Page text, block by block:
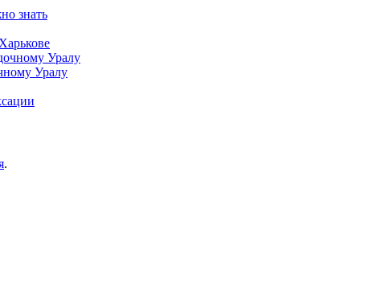
знать
Уралу
.